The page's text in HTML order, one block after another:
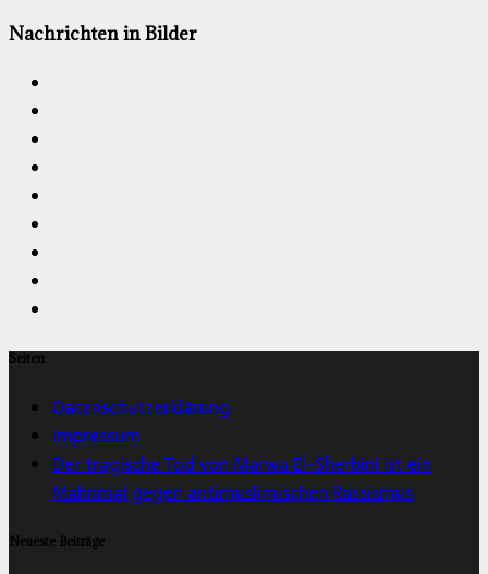
Nachrichten in Bilder
Seiten
Datenschutzerklärung
Impressum
Der tragische Tod von Marwa El-Sherbini ist ein
Mahnmal gegen antimuslimischen Rassismus
Neueste Beiträge